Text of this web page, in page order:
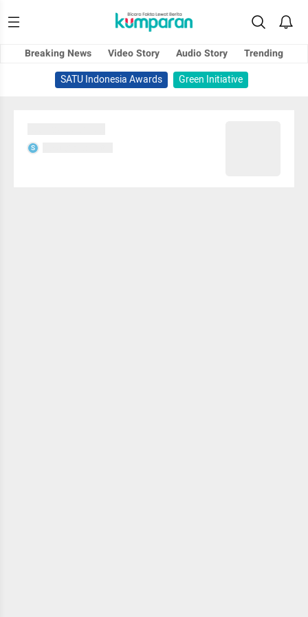
Breaking News Video Story Audio Story
Trending
SATU Indonesia Awards
Green Initiative
S